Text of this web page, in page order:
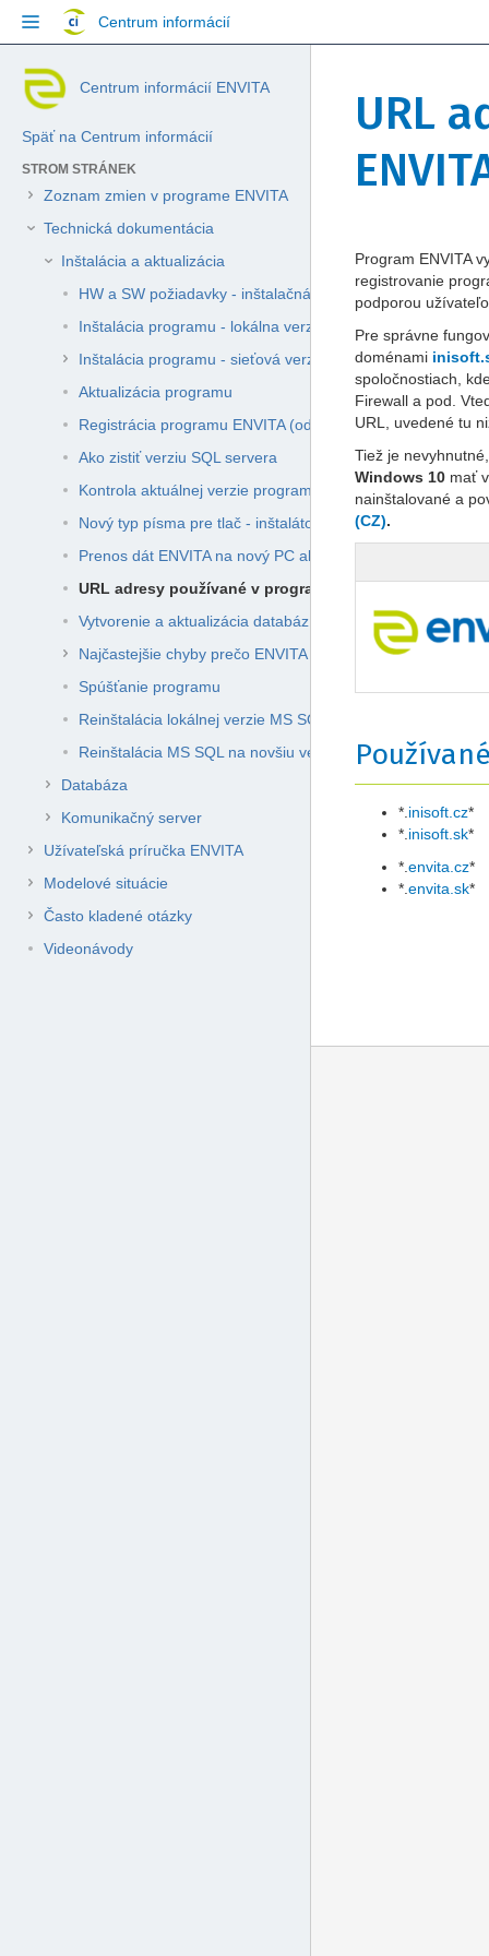
Skip
Přejít
Přejít
Centrum informácií
Centrum informácií ENVITA
Späť na Centrum informácií
STROM STRÁNEK
Zoznam zmien v programe ENVITA
Technická dokumentácia
Inštalácia a aktualizácia
HW a SW požiadavky - inštalačná dokumentácia
Inštalácia programu - lokálna verzia (pre 1 PC)
Inštalácia programu - sieťová verzia (pre viac PC)
Aktualizácia programu
Registrácia programu ENVITA (od verzie 2.0.0)
Ako zistiť verziu SQL servera
Kontrola aktuálnej verzie programu
Nový typ písma pre tlač - inštalátor fontu
Prenos dát ENVITA na nový PC alebo pri preinštalovaní PC
URL adresy používané v programe ENVITA
Vytvorenie a aktualizácia databáz na serveri
Najčastejšie chyby prečo ENVITA nenabehne
Spúšťanie programu
Reinštalácia lokálnej verzie MS SQL na novšiu verziu
Reinštalácia MS SQL na novšiu verziu
Databáza
Komunikačný server
Užívateľská príručka ENVITA
Modelové situácie
Často kladené otázky
Videonávody
konec
banneru
začátek
banneru
URL
Přejít
na
konec
Přejít
na
začátek
Program ENVITA
registrovanie
podporou
Pre správne
doménami
spoločnostiach,
Firewall a pod.
URL, uvedené tu
Tiež je
Windows 10 mať
nainštalované a
(CZ).
*. inisoft.cz*
*. inisoft.sk*
*. envita.cz*
*. envita.sk*